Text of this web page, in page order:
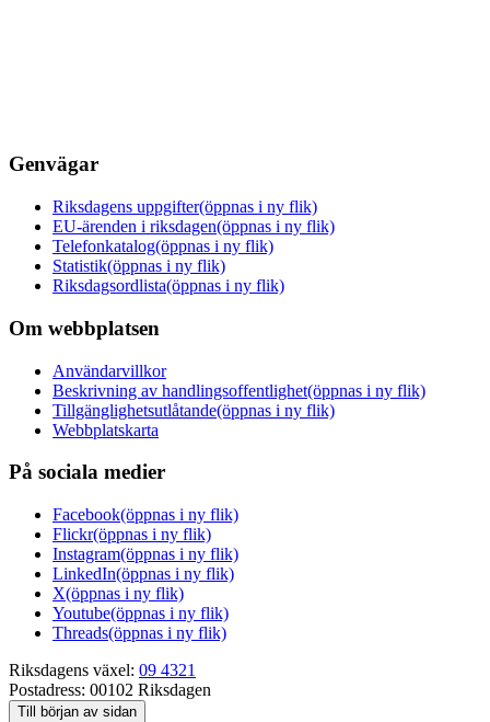
Genvägar
Riksdagens uppgifter(öppnas i ny flik)
EU-ärenden i riksdagen(öppnas i ny flik)
Telefonkatalog(öppnas i ny flik)
Statistik(öppnas i ny flik)
Riksdagsordlista(öppnas i ny flik)
Om webbplatsen
Användarvillkor
Beskrivning av handlingsoffentlighet(öppnas i ny flik)
Tillgänglighetsutlåtande(öppnas i ny flik)
Webbplatskarta
På sociala medier
Facebook(öppnas i ny flik)
Flickr(öppnas i ny flik)
Instagram(öppnas i ny flik)
LinkedIn(öppnas i ny flik)
X(öppnas i ny flik)
Youtube(öppnas i ny flik)
Threads(öppnas i ny flik)
Riksdagens växel: 09 4321
Postadress: 00102 Riksdagen
Till början av sidan